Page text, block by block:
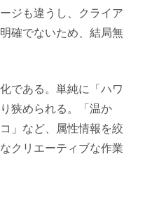
ジも違うし、クライア
確でないため、結局無
である。単純に「ハワ
狭められる。「温か
」など、属性情報を絞
クリエーティブな作業